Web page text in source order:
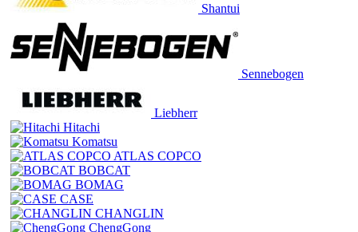
Shantui
Sennebogen
Liebherr
Hitachi
Komatsu
ATLAS COPCO
BOBCAT
BOMAG
CASE
CHANGLIN
ChengGong